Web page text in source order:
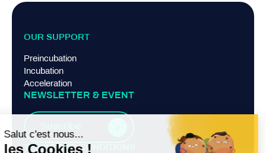
OUR SUPPORT
Preincubation
Incubation
Acceleration
NEWSLETTER & EVENT
TERMS AND CONDITIONS